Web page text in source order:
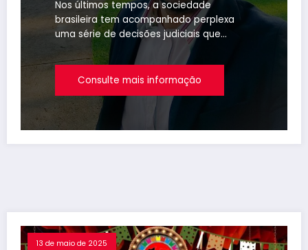
Decisões Dos
Tribunais
Nos últimos tempos, a sociedade
brasileira tem acompanhado perplexa
uma série de decisões judiciais que…
Consulte mais informação
13 de maio de 2025